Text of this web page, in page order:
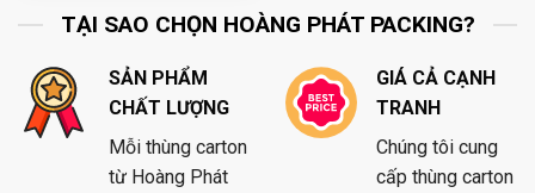
TẠI SAO CHỌN HOÀNG PHÁT PACKING?
SẢN PHẨM
CHẤT LƯỢNG
Mỗi thùng carton
từ Hoàng Phát
GIÁ CẢ CẠNH
TRANH
Chúng tôi cung
cấp thùng carton